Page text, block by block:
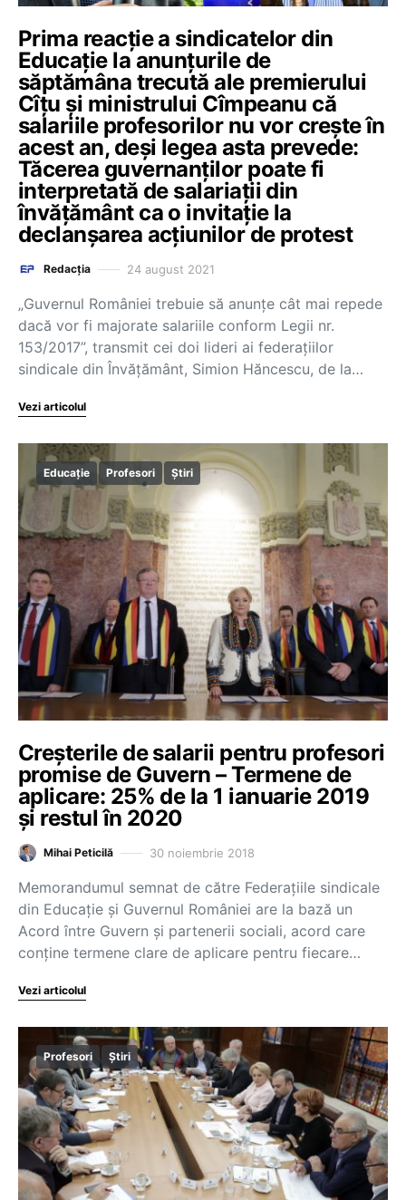
Prima reacție a sindicatelor din
Educație la anunțurile de
săptămâna trecută ale premierului
Cîțu și ministrului Cîmpeanu că
salariile profesorilor nu vor crește în
acest an, deși legea asta prevede:
Tăcerea guvernanților poate fi
interpretată de salariații din
învățământ ca o invitație la
declanșarea acțiunilor de protest
Redacția 24 august 2021
„Guvernul României trebuie să anunțe cât mai repede
dacă vor fi majorate salariile conform Legii nr.
153/2017”, transmit cei doi lideri ai federațiilor
sindicale din Învățământ, Simion Hăncescu, de la…
Vezi articolul
Educație Profesori Știri
Creșterile de salarii pentru profesori
promise de Guvern – Termene de
aplicare: 25% de la 1 ianuarie 2019
și restul în 2020
Mihai Peticilă 30 noiembrie 2018
Memorandumul semnat de către Federațiile sindicale
din Educație și Guvernul României are la bază un
Acord între Guvern și partenerii sociali, acord care
conține termene clare de aplicare pentru fiecare…
Vezi articolul
Profesori Știri